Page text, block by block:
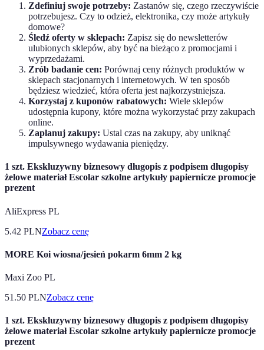
Zdefiniuj swoje potrzeby: Zastanów się, czego rzeczywiście
potrzebujesz. Czy to odzież, elektronika, czy może artykuły
domowe?
Śledź oferty w sklepach: Zapisz się do newsletterów
ulubionych sklepów, aby być na bieżąco z promocjami i
wyprzedażami.
Zrób badanie cen: Porównaj ceny różnych produktów w
sklepach stacjonarnych i internetowych. W ten sposób
będziesz wiedzieć, która oferta jest najkorzystniejsza.
Korzystaj z kuponów rabatowych: Wiele sklepów
udostępnia kupony, które można wykorzystać przy zakupach
online.
Zaplanuj zakupy: Ustal czas na zakupy, aby uniknąć
impulsywnego wydawania pieniędzy.
1 szt. Ekskluzywny biznesowy długopis z podpisem długopisy
żelowe materiał Escolar szkolne artykuły papiernicze promocje
prezent
AliExpress PL
5.42 PLNZobacz cenę
MORE Koi wiosna/jesień pokarm 6mm 2 kg
Maxi Zoo PL
51.50 PLNZobacz cenę
1 szt. Ekskluzywny biznesowy długopis z podpisem długopisy
żelowe materiał Escolar szkolne artykuły papiernicze promocje
prezent